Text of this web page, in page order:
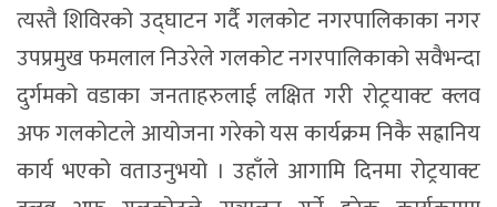
त्यस्तै शिविरको उद्घाटन गर्दै गलकोट नगरपालिकाका नगर
उपप्रमुख फमलाल निउरेले गलकोट नगरपालिकाको सवैभन्दा
दुर्गमको वडाका जनताहरुलाई लक्षित गरी रोट्रयाक्ट क्लव
अफ गलकोटले आयोजना गरेको यस कार्यक्रम निकै सह्रानिय
कार्य भएको वताउनुभयो । उहाँले आगामि दिनमा रोट्रयाक्ट